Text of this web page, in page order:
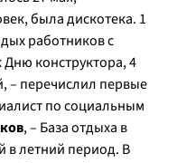
была дискотека. 1
работников с
конструктора, 4
– перечислил первые
по социальным
, – База отдыха в
в летний период. В